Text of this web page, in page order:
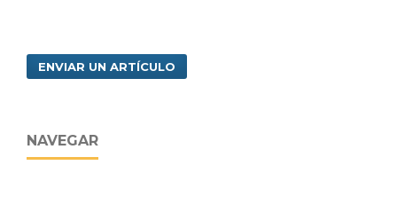
ENVIAR UN ARTÍCULO
NAVEGAR